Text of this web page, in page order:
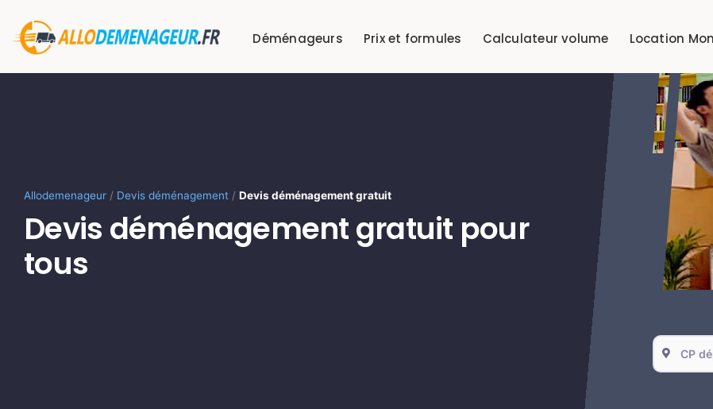
contenu
Déménageurs Prix et formules Calculateur volume Location
Allodemenageur / Devis déménagement / Devis déménagement gratuit
Devis déménagement gratuit pour
tous